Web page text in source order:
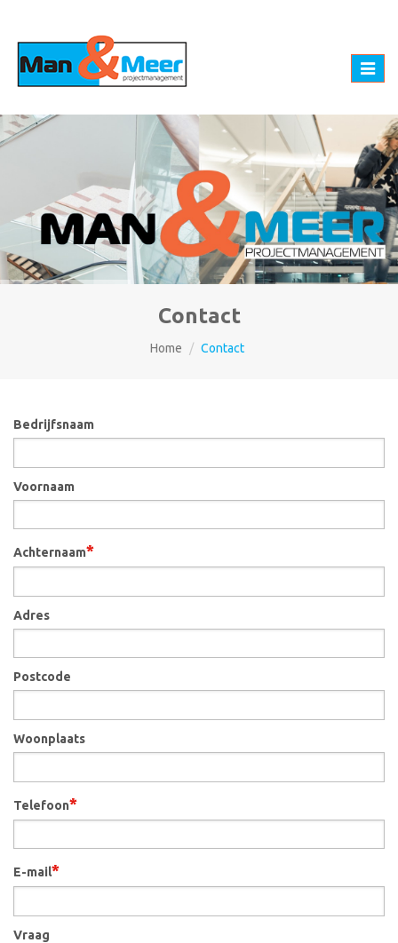
Toggle
Contact
Home Contact
Bedrijfsnaam
Voornaam
Achternaam*
Adres
Postcode
Woonplaats
Telefoon*
E-mail*
Vraag